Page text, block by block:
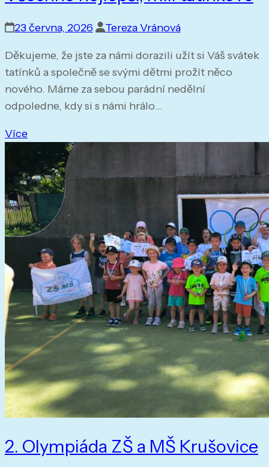
23 června, 2026 Tereza Vránová
Děkujeme, že jste za námi dorazili užít si Váš svátek
tatínků a společně se svými dětmi prožít něco
nového. Máme za sebou parádní nedělní
odpoledne, kdy si s námi hrálo…
Více
2. Olympiáda ZŠ a MŠ Krušovice